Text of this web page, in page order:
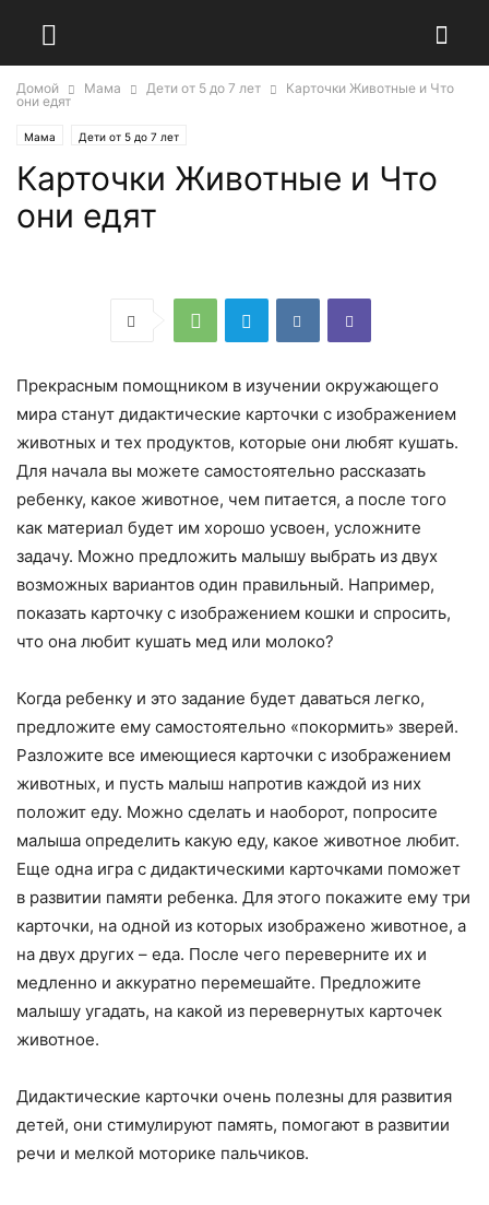
Домой Мама Дети от 5 до 7 лет
Карточки Животные и Что
они едят
Мама Дети от 5 до 7 лет
Карточки Животные и Что
они едят
Прекрасным помощником в изучении окружающего
мира станут дидактические карточки с изображением
животных и тех продуктов, которые они любят кушать.
Для начала вы можете самостоятельно рассказать
ребенку, какое животное, чем питается, а после того
как материал будет им хорошо усвоен, усложните
задачу. Можно предложить малышу выбрать из двух
возможных вариантов один правильный. Например,
показать карточку с изображением кошки и спросить,
что она любит кушать мед или молоко?
Когда ребенку и это задание будет даваться легко,
предложите ему самостоятельно «покормить» зверей.
Разложите все имеющиеся карточки с изображением
животных, и пусть малыш напротив каждой из них
положит еду. Можно сделать и наоборот, попросите
малыша определить какую еду, какое животное любит.
Еще одна игра с дидактическими карточками поможет
в развитии памяти ребенка. Для этого покажите ему три
карточки, на одной из которых изображено животное, а
на двух других – еда. После чего переверните их и
медленно и аккуратно перемешайте. Предложите
малышу угадать, на какой из перевернутых карточек
животное.
Дидактические карточки очень полезны для развития
детей, они стимулируют память, помогают в развитии
речи и мелкой моторике пальчиков.